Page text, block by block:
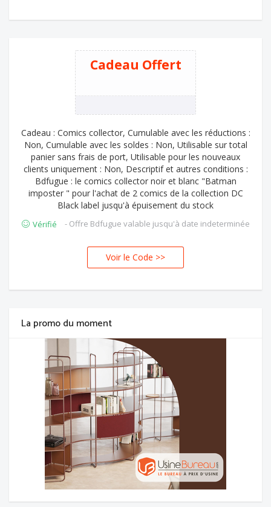
Cadeau Offert
Cadeau : Comics collector, Cumulable avec les réductions :
Non, Cumulable avec les soldes : Non, Utilisable sur total
panier sans frais de port, Utilisable pour les nouveaux
clients uniquement : Non, Descriptif et autres conditions :
Bdfugue : le comics collector noir et blanc "Batman
imposter " pour l'achat de 2 comics de la collection DC
Black label jusqu'à épuisement du stock
Vérifié - Offre Bdfugue valable jusqu'à date indeterminée
TER
Voir le Code >>
La promo du moment